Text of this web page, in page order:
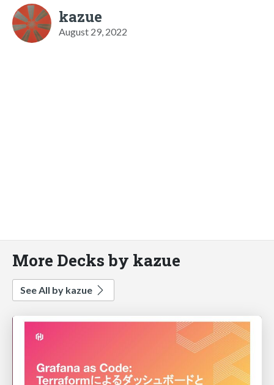
kazue
August 29, 2022
More Decks by kazue
See All by kazue